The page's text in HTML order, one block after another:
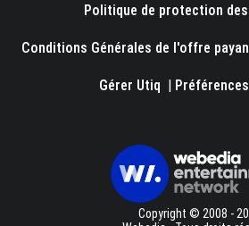
Politique de protection
Conditions Générales de l'offre
Gérer Utiq |
Copyright © 2008 -